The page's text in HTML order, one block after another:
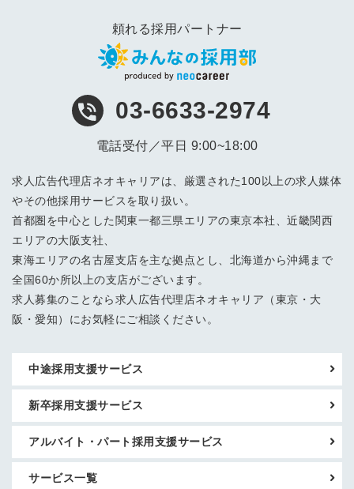
頼れる採用パートナー
03-6633-2974
電話受付／平日 9:00~18:00
求人広告代理店ネオキャリアは、厳選された100以上の求人媒体
やその他採用サービスを取り扱い。
首都圏を中心とした関東一都三県エリアの東京本社、近畿関西
エリアの大阪支社、
東海エリアの名古屋支店を主な拠点とし、北海道から沖縄まで
全国60か所以上の支店がございます。
求人募集のことなら求人広告代理店ネオキャリア（東京・大
阪・愛知）にお気軽にご相談ください。
中途採用支援サービス
新卒採用支援サービス
アルバイト・パート採用支援サービス
サービス一覧